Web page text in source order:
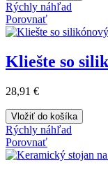
Rýchly náhľad
Porovnať
Kliešte so
28,91 €
Vložiť do košíka
Rýchly náhľad
Porovnať